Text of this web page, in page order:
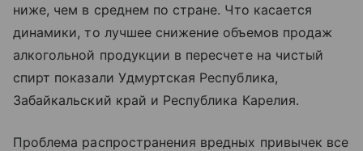
ниже, чем в среднем по стране. Что касается
динамики, то лучшее снижение объемов продаж
алкогольной продукции в пересчете на чистый
спирт показали Удмуртская Республика,
Забайкальский край и Республика Карелия.
Проблема распространения вредных привычек все